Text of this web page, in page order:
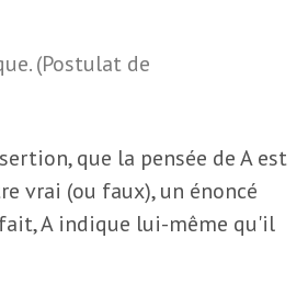
(Postulat de
que la pensée de A est
vrai (ou faux), un énoncé
A indique lui-même qu'il